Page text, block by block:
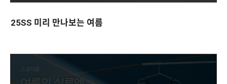
25SS 미리 만나보는 여름